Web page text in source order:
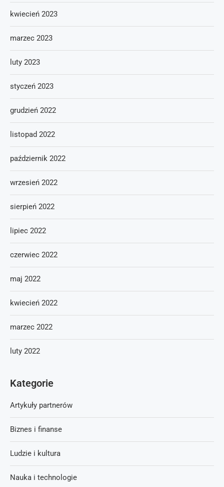
kwiecień 2023
marzec 2023
luty 2023
styczeń 2023
grudzień 2022
listopad 2022
październik 2022
wrzesień 2022
sierpień 2022
lipiec 2022
czerwiec 2022
maj 2022
kwiecień 2022
marzec 2022
luty 2022
Kategorie
Artykuły partnerów
Biznes i finanse
Ludzie i kultura
Nauka i technologie